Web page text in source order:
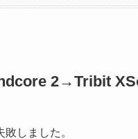
2→Tribit
しました。